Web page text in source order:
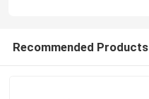
Recommended Products